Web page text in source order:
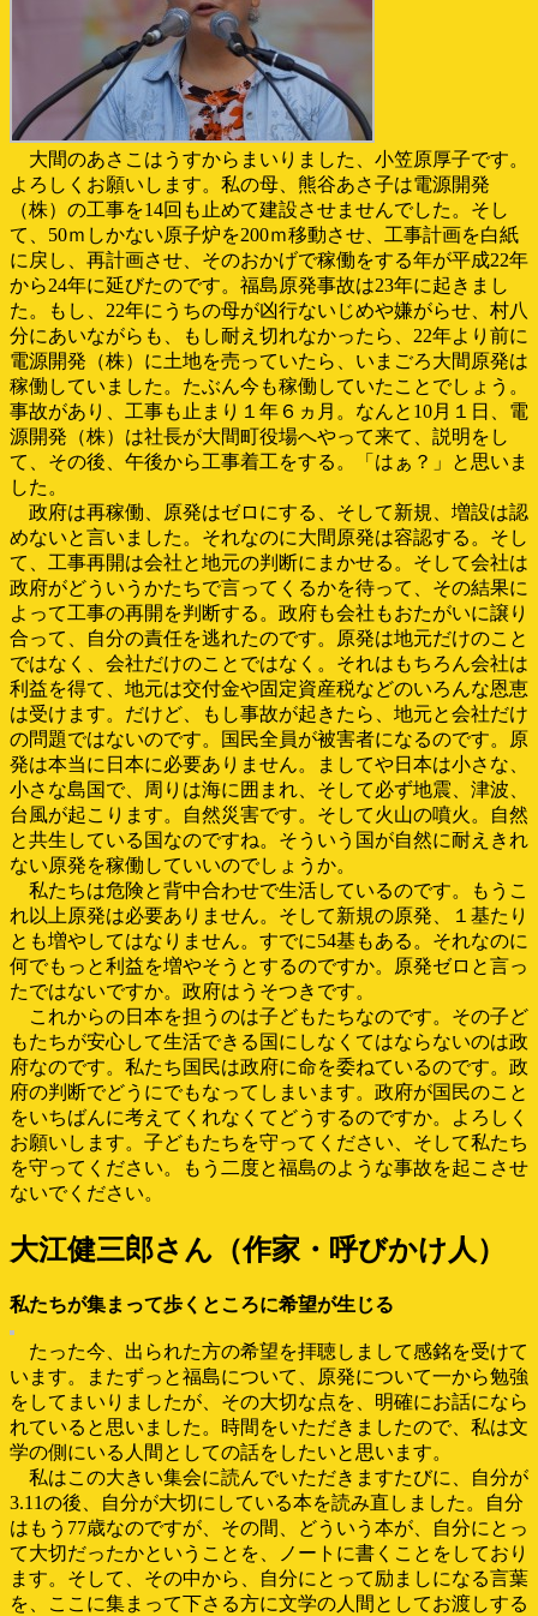
大間のあさこはうすからまいりました、小笠原厚子です。
よろしくお願いします。私の母、熊谷あさ子は電源開発
（株）の工事を14回も止めて建設させませんでした。そし
て、50ｍしかない原子炉を200ｍ移動させ、工事計画を白紙
に戻し、再計画させ、そのおかげで稼働をする年が平成22年
から24年に延びたのです。福島原発事故は23年に起きまし
た。もし、22年にうちの母が凶行ないじめや嫌がらせ、村八
分にあいながらも、もし耐え切れなかったら、22年より前に
電源開発（株）に土地を売っていたら、いまごろ大間原発は
稼働していました。たぶん今も稼働していたことでしょう。
事故があり、工事も止まり１年６ヵ月。なんと10月１日、電
源開発（株）は社長が大間町役場へやって来て、説明をし
て、その後、午後から工事着工をする。「はぁ？」と思いま
した。
政府は再稼働、原発はゼロにする、そして新規、増設は認
めないと言いました。それなのに大間原発は容認する。そし
て、工事再開は会社と地元の判断にまかせる。そして会社は
政府がどういうかたちで言ってくるかを待って、その結果に
よって工事の再開を判断する。政府も会社もおたがいに譲り
合って、自分の責任を逃れたのです。原発は地元だけのこと
ではなく、会社だけのことではなく。それはもちろん会社は
利益を得て、地元は交付金や固定資産税などのいろんな恩恵
は受けます。だけど、もし事故が起きたら、地元と会社だけ
の問題ではないのです。国民全員が被害者になるのです。原
発は本当に日本に必要ありません。ましてや日本は小さな、
小さな島国で、周りは海に囲まれ、そして必ず地震、津波、
台風が起こります。自然災害です。そして火山の噴火。自然
と共生している国なのですね。そういう国が自然に耐えきれ
ない原発を稼働していいのでしょうか。
私たちは危険と背中合わせで生活しているのです。もうこ
れ以上原発は必要ありません。そして新規の原発、１基たり
とも増やしてはなりません。すでに54基もある。それなのに
何でもっと利益を増やそうとするのですか。原発ゼロと言っ
たではないですか。政府はうそつきです。
これからの日本を担うのは子どもたちなのです。その子ど
もたちが安心して生活できる国にしなくてはならないのは政
府なのです。私たち国民は政府に命を委ねているのです。政
府の判断でどうにでもなってしまいます。政府が国民のこと
をいちばんに考えてくれなくてどうするのですか。よろしく
お願いします。子どもたちを守ってください、そして私たち
を守ってください。もう二度と福島のような事故を起こさせ
ないでください。
大江健三郎さん（作家・呼びかけ人）
私たちが集まって歩くところに希望が生じる
たった今、出られた方の希望を拝聴しまして感銘を受けて
います。またずっと福島について、原発について一から勉強
をしてまいりましたが、その大切な点を、明確にお話になら
れていると思いました。時間をいただきましたので、私は文
学の側にいる人間としての話をしたいと思います。
私はこの大きい集会に読んでいただきますたびに、自分が
3.11の後、自分が大切にしている本を読み直しました。自分
はもう77歳なのですが、その間、どういう本が、自分にとっ
て大切だったかということを、ノートに書くことをしており
ます。そして、その中から、自分にとって励ましになる言葉
を、ここに集まって下さる方に文学の人間としてお渡しする